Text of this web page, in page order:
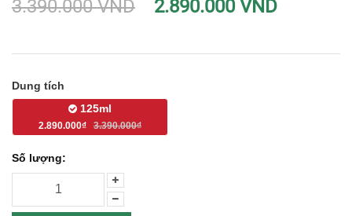
3.390.000 VND 2.890.000 VND
Dung tích
125ml
2.890.000₫ 3.390.000₫
Số lượng: